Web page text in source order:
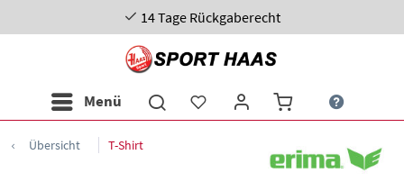
14 Tage Rückgaberecht
Menü
Übersicht T-Shirt